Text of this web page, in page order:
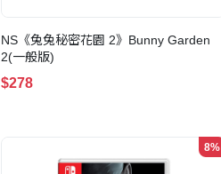
NS《兔兔秘密花園 2》Bunny Garden
2(一般版)
$278
8%